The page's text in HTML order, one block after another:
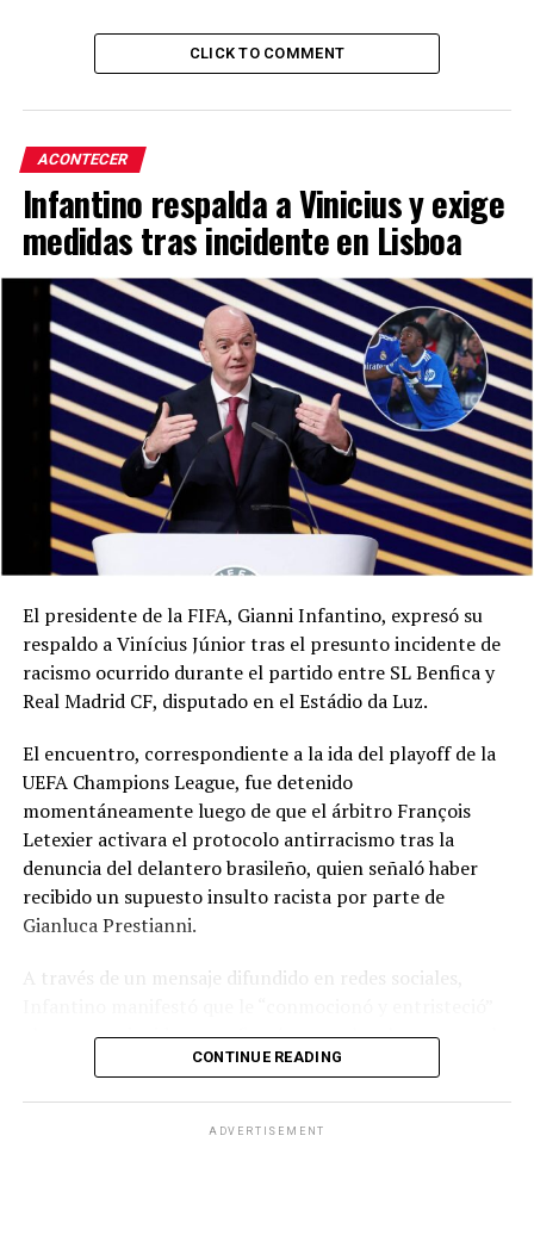
CLICK TO COMMENT
ACONTECER
Infantino respalda a Vinicius y exige
medidas tras incidente en Lisboa
El presidente de la FIFA, Gianni Infantino, expresó su
respaldo a Vinícius Júnior tras el presunto incidente de
racismo ocurrido durante el partido entre SL Benfica y
Real Madrid CF, disputado en el Estádio da Luz.
El encuentro, correspondiente a la ida del playoff de la
UEFA Champions League, fue detenido
momentáneamente luego de que el árbitro François
Letexier activara el protocolo antirracismo tras la
denuncia del delantero brasileño, quien señaló haber
recibido un supuesto insulto racista por parte de
Gianluca Prestianni.
A través de un mensaje difundido en redes sociales,
el presunto incidente y afirmó que no hay lugar para el
racismo en el futbol ni en la sociedad. Señaló que es
medidas y que se investiguen los hechos para exigir
CONTINUE READING
ADVERTISEMENT